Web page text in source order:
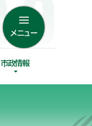
メニュー
市政情報